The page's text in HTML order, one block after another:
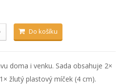
Do košíku
doma i venku. Sada obsahuje 2×
žlutý plastový míček (4 cm).